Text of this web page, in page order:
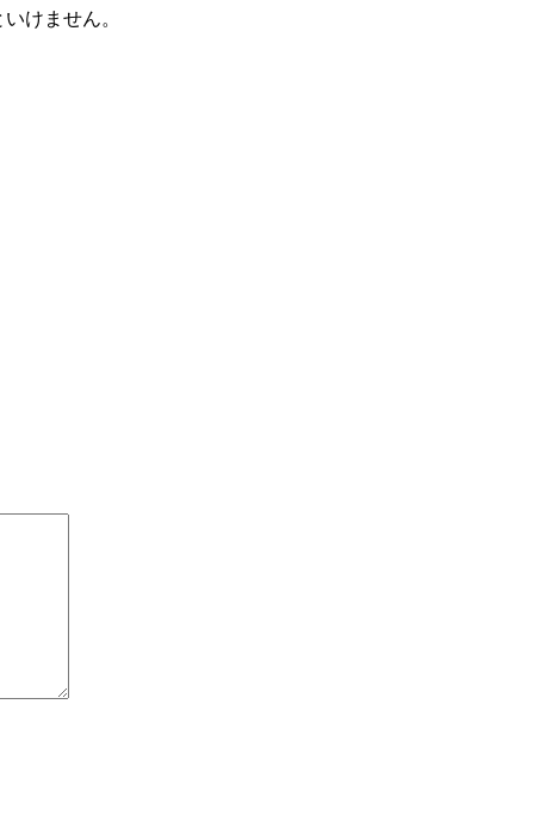
けません。